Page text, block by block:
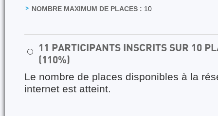
NOMBRE MAXIMUM DE PLACES : 10
⚪
11 PARTICIPANTS INSCRITS SUR 10
(110%)
Le nombre de places disponibles à la
internet est atteint.